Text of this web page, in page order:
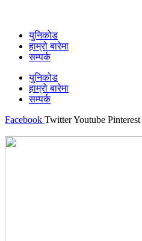
युनिकोड
हाम्रो बारेमा
सम्पर्क
युनिकोड
हाम्रो बारेमा
सम्पर्क
Facebook TwitterYoutube Pinterest